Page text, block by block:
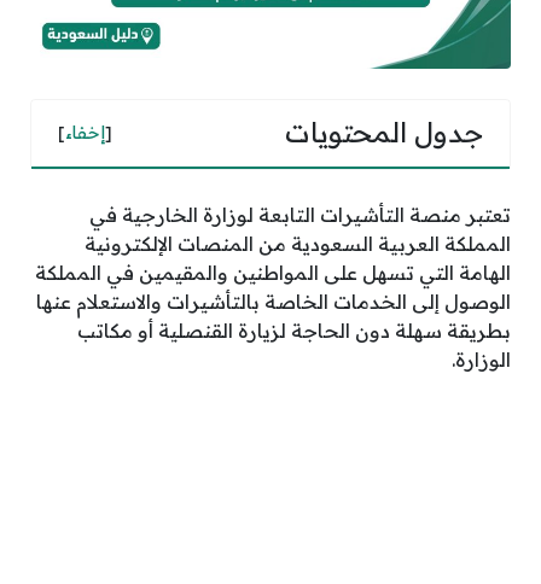
جدول المحتويات [إخفاء]
تعتبر منصة التأشيرات التابعة لوزارة الخارجية في
المملكة العربية السعودية من المنصات الإلكترونية
الهامة التي تسهل على المواطنين والمقيمين في المملكة
الوصول إلى الخدمات الخاصة بالتأشيرات والاستعلام عنها
بطريقة سهلة دون الحاجة لزيارة القنصلية أو مكاتب
الوزارة.